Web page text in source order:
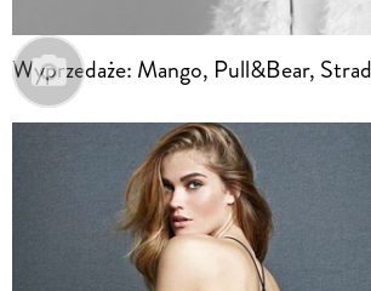
Wyprzedaże: Mango, Pull&Bear,